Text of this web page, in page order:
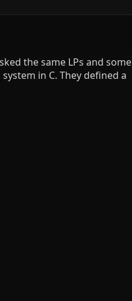
the same LPs and some
in C. They defined a